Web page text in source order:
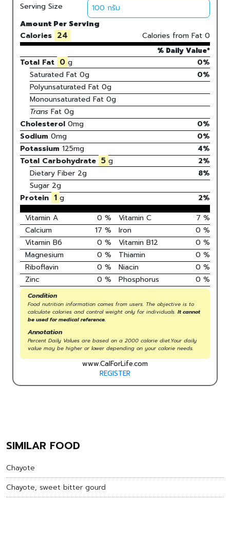
Serving Size
Amount Per Serving
Calories 24 Calories from Fat 0
% Daily Value*
Total Fat 0 g
0%
Saturated Fat 0g 0%
Polyunsaturated Fat 0g
Monounsaturated Fat 0g
TransFat 0g
Cholesterol 0mg 0%
Sodium 0mg 0%
Potassium 125mg 4%
Total Carbohydrate 5 g 2%
Dietary Fiber 2g
8%
Sugar 2g
Protein 1 g 2%
Vitamin A
0 % Vitamin C 7 %
Calcium
17 % Iron 0 %
Vitamin B6
0 % Vitamin B12 0 %
Magnesium
0 % Thiamin 0 %
Riboflavin
0 % Niacin 0 %
Zinc
0 % Phosphorus 0 %
Condition
Food nutrition information comes from users. The objective is to
calculate calories and control weight only for individuals. It cannot
be used for medical reference.
Annotation
Percent Daily Values are based on a 2000 calorie diet.Your daily
value may be higher or lower depending on your calorie needs.
www.CalForLife.com
REGISTER
SIMILAR FOOD
Chayote
Chayote, sweet bitter gourd